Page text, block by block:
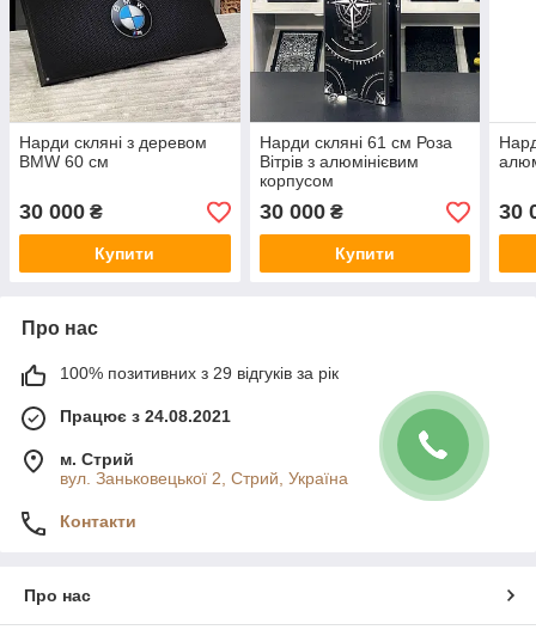
Нарди скляні з деревом
BMW 60 см
30 000 ₴
Купити
Нарди скляні 61 см Роза
Вітрів з алюмінієвим
корпусом
30 000₴
Купити
30
Про нас
100% позитивних з 29 відгуків за рік
Працює з 24.08.2021
м. Стрий
вул. Заньковецької 2, Стрий, Україна
Контакти
Про нас